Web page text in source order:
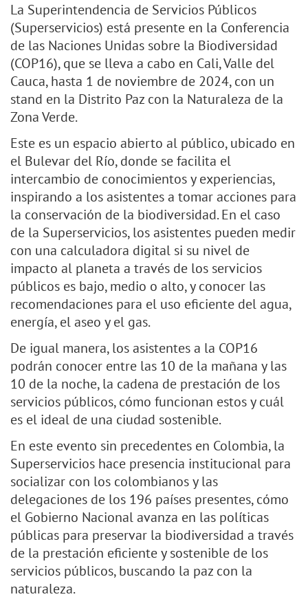
La Superintendencia de Servicios Públicos
(Superservicios) está presente en la Conferencia
de las Naciones Unidas sobre la Biodiversidad
(COP16), que se lleva a cabo en Cali, Valle del
Cauca, hasta 1 de noviembre de 2024, con un
stand en la Distrito Paz con la Naturaleza de la
Zona Verde.
Este es un espacio abierto al público, ubicado en
el Bulevar del Río, donde se facilita el
intercambio de conocimientos y experiencias,
inspirando a los asistentes a tomar acciones para
la conservación de la biodiversidad. En el caso
de la Superservicios, los asistentes pueden medir
con una calculadora digital si su nivel de
impacto al planeta a través de los servicios
públicos es bajo, medio o alto, y conocer las
recomendaciones para el uso eficiente del agua,
energía, el aseo y el gas.
De igual manera, los asistentes a la COP16
podrán conocer entre las 10 de la mañana y las
10 de la noche, la cadena de prestación de los
servicios públicos, cómo funcionan estos y cuál
es el ideal de una ciudad sostenible.
En este evento sin precedentes en Colombia, la
Superservicios hace presencia institucional para
socializar con los colombianos y las
delegaciones de los 196 países presentes, cómo
el Gobierno Nacional avanza en las políticas
públicas para preservar la biodiversidad a través
de la prestación eficiente y sostenible de los
servicios públicos, buscando la paz con la
naturaleza.